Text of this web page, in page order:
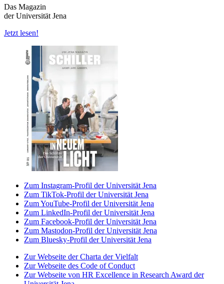
Das Magazin
der Universität Jena
Jetzt lesen!
Zum Instagram-Profil der Universität Jena
Zum TikTok-Profil der Universität Jena
Zum YouTube-Profil der Universität Jena
Zum LinkedIn-Profil der Universität Jena
Zum Facebook-Profil der Universität Jena
Zum Mastodon-Profil der Universität Jena
Zum Bluesky-Profil der Universität Jena
Zur Webseite der Charta der Vielfalt
Zur Webseite des Code of Conduct
Zur Webseite von HR Excellence in Research Award der